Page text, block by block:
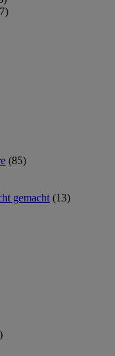
(85)
gemacht (13)